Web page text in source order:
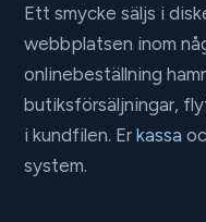
Ett smycke säljs i
webbplatsen inom
onlinebeställning
butiksförsäljningar,
i kundfilen. Erkassa
system.